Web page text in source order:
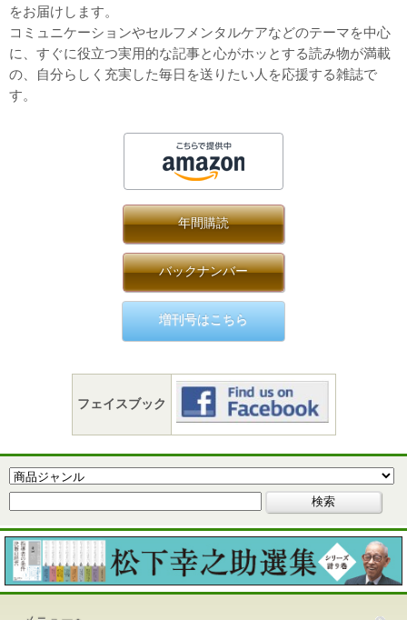
をお届けします。
コミュニケーションやセルフメンタルケアなどのテーマを中心
に、すぐに役立つ実用的な記事と心がホッとする読み物が満載
の、自分らしく充実した毎日を送りたい人を応援する雑誌で
す。
年間購読
バックナンバー
増刊号はこちら
フェイスブック